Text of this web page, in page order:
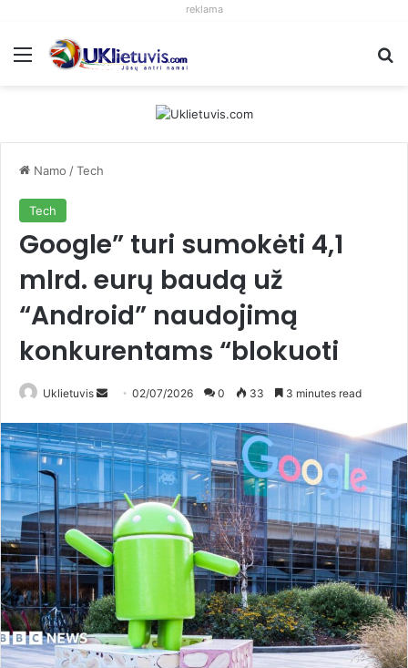
reklama
Meniu
Namo /Tech
Tech
Google” turi sumokėti 4,1
mlrd. eurų baudą už
“Android” naudojimą
konkurentams “blokuoti
Uklietuvis
n
d
n
e
m
a
i
l
02/07/2026 0 33 3 minutes read